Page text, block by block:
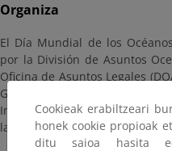
Organiza
El Día Mundial de los
por la División de Asuntos
Oficina de Asuntos Legales
Global. Visita la web oficial
Internacional, enterarte de
las últimas noticias e informes
Cookieak erabiltzeari
honek cookie propioak
ditu saioa hasita